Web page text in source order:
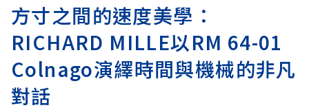
方寸之間的速度美學：
RICHARD MILLE以RM 64-01
Colnago演繹時間與機械的非凡
對話